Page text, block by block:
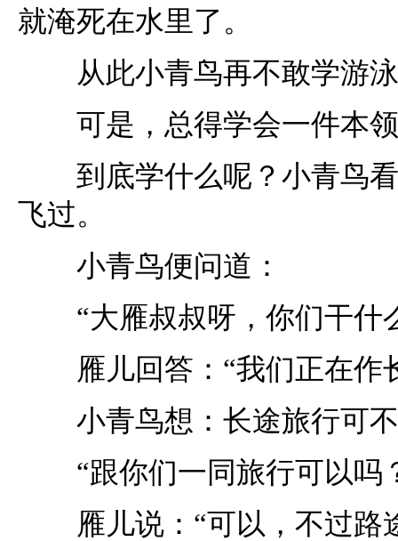
就淹死在水里了。
从此小青鸟再不敢学游
可是，总得学会一件本
到底学什么呢？小青鸟看
飞过。
小青鸟便问道：
“大雁叔叔呀，你们干什
雁儿回答：“我们正在作
小青鸟想：长途旅行可不
“跟你们一同旅行可以吗
雁儿说：“可以，不过路